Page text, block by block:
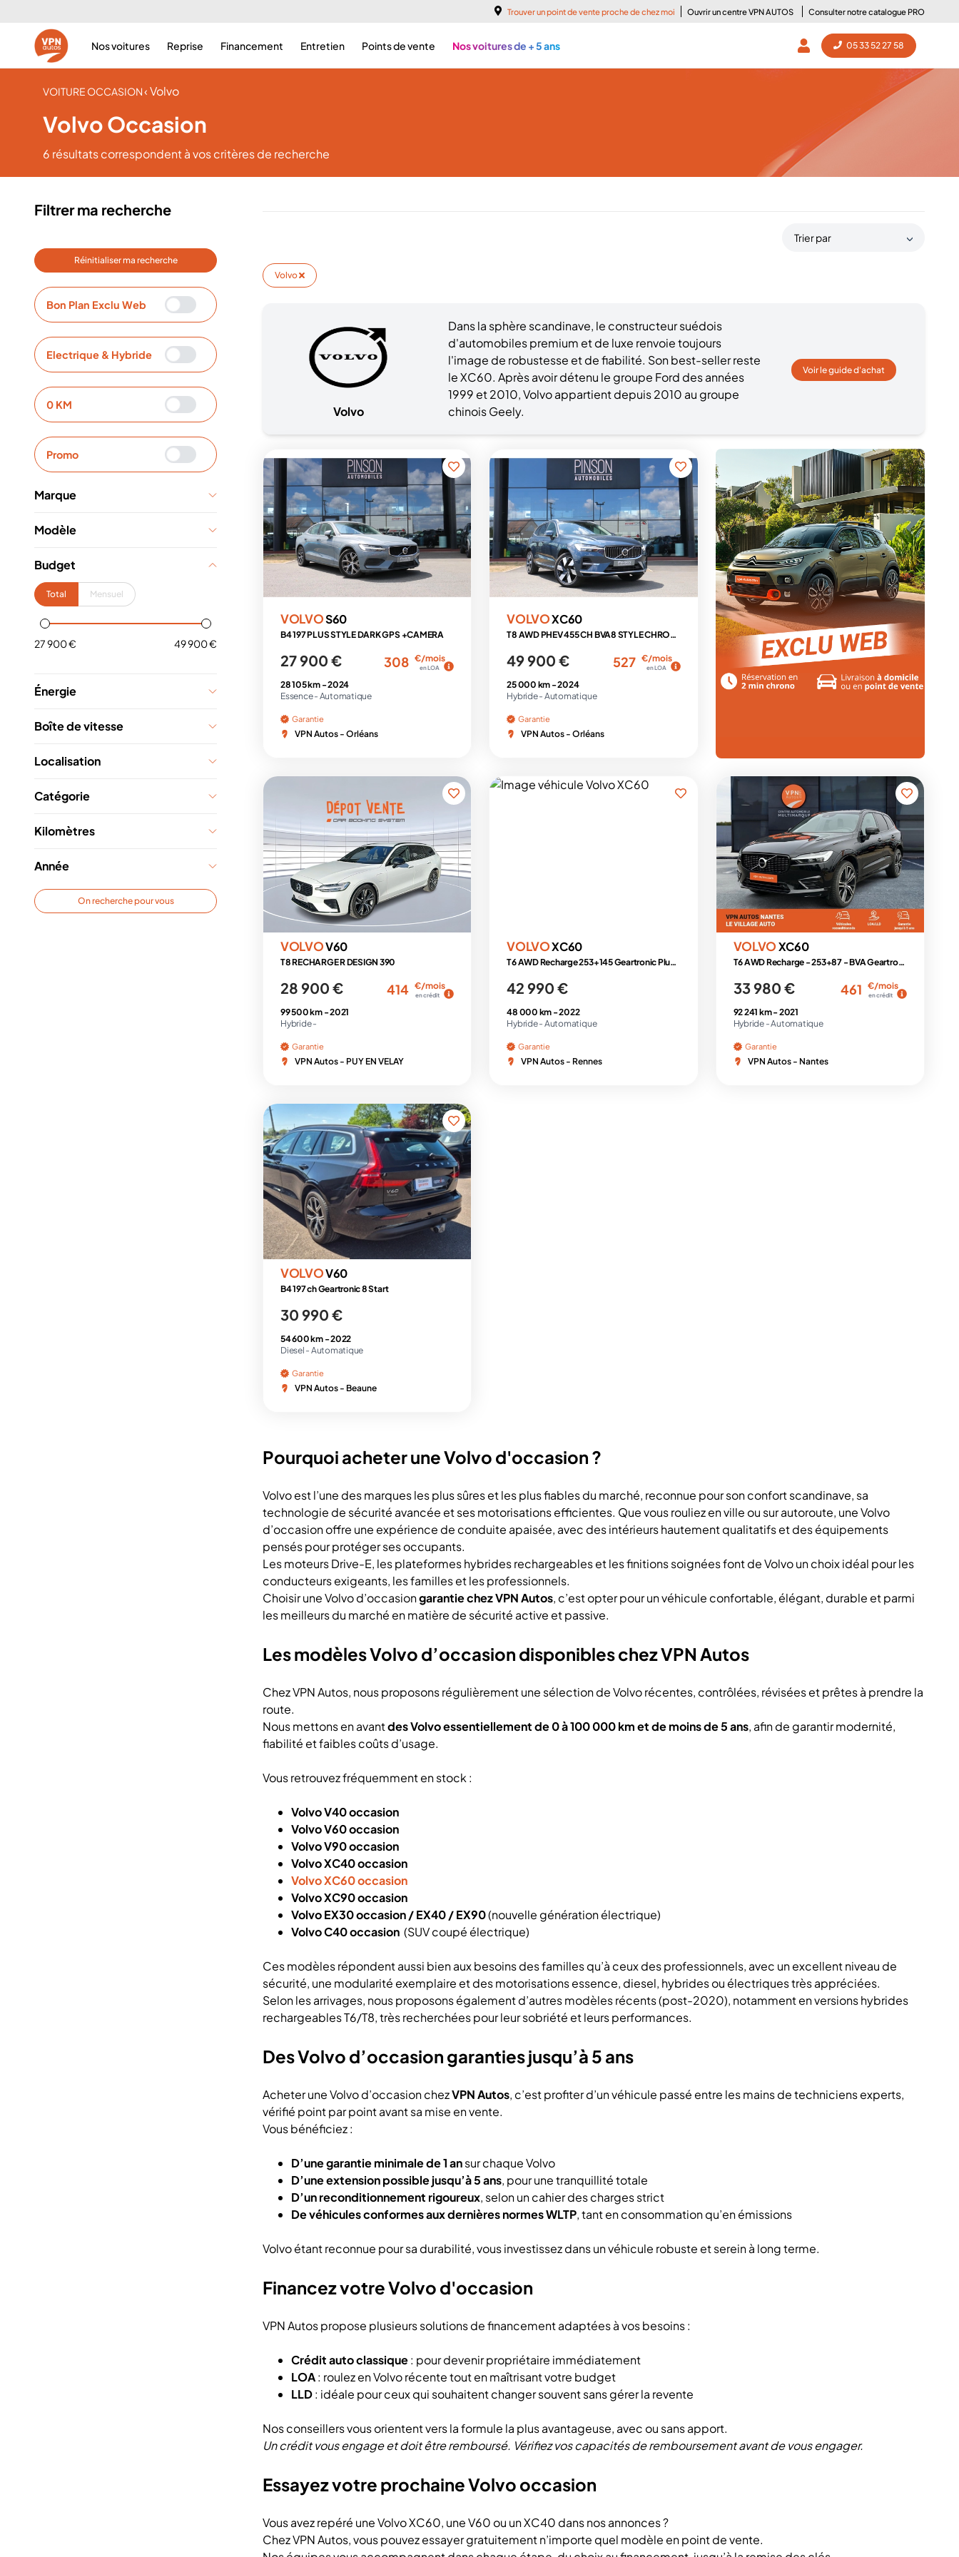
Trouver un point de vente proche de chez moi Ouvrir un centre VPN AUTOS Consulter notre catalogue PRO
05 33 52 27 58
Nos voitures Reprise Financement Entretien Points de vente Nos voitures de + 5 ans
VOITURE OCCASION‹ Volvo
Volvo Occasion
6 résultatscorrespondent à vos critères de recherche
Filtrer ma recherche
Réinitialiser ma recherche
Bon Plan Exclu Web
Electrique & Hybride
0 KM
Promo
Marque
Modèle
Budget
Total Mensuel
27 900 € 49 900 €
Énergie
Boîte de vitesse
Localisation
Catégorie
Kilomètres
Année
On recherche pour vous
Trier par
Volvo
Volvo
Dans la sphère scandinave, le constructeur suédois
d'automobiles premium et de luxe renvoie toujours
l'image de robustesse et de fiabilité. Son best-seller reste
le XC60. Après avoir détenu le groupe Ford des années
1999 et 2010, Volvo appartient depuis 2010 au groupe
chinois Geely.
Voir le guide d'achat
VOLVOS60
B4 197 PLUS STYLE DARK GPS +CAMERA
27 900 € 308 €/mois
en LOA
28 105 km -2024
Essence - Automatique
Garantie
VPN Autos - Orléans
VOLVOXC60
T8 AWD PHEV 455 CH BVA8 STYLE CHROME
49 900 € 527 €/mois
en LOA
25 000 km -2024
Hybride - Automatique
Garantie
VPN Autos - Orléans
VOLVOV60
T8 RECHARGE R DESIGN 390
28 900 € 414 €/mois
en crédit
99 500 km -2021
Hybride -
Garantie
VPN Autos - PUY EN VELAY
VOLVOXC60
T6 AWD Recharge 253+145 Geartronic Plus Style Dark + TOIT OUVRANT + TVA RECUPERABLE
42 990 €
48 000 km -2022
Hybride - Automatique
Garantie
VPN Autos - Rennes
VOLVOXC60
T6 AWD Recharge - 253+87 - BVA Geartronic II 2017 R-Design PHASE 2
33 980 € 461 €/mois
en crédit
92 241 km -2021
Hybride -Automatique
Garantie
VPN Autos - Nantes
VOLVOV60
B4 197 ch Geartronic 8 Start
30 990 €
54 600 km -2022
Diesel - Automatique
Garantie
VPN Autos - Beaune
Pourquoi acheter une Volvo d'occasion ?
Volvo est l’une des marques les plus sûres et les plus fiables du marché, reconnue pour son confort scandinave, sa
technologie de sécurité avancée et ses motorisations efficientes. Que vous rouliez en ville ou sur autoroute, une Volvo
d’occasion offre une expérience de conduite apaisée, avec des intérieurs hautement qualitatifs et des équipements
pensés pour protéger ses occupants.
Les moteurs Drive-E, les plateformes hybrides rechargeables et les finitions soignées font de Volvo un choix idéal pour les
conducteurs exigeants, les familles et les professionnels.
Choisir une Volvo d’occasiongarantie chez VPN Autos, c’est opter pour un véhicule confortable, élégant, durable et parmi
les meilleurs du marché en matière de sécurité active et passive.
Les modèles Volvo d’occasion disponibles chez VPN Autos
Chez VPN Autos, nous proposons régulièrement une sélection de Volvo récentes, contrôlées, révisées et prêtes à prendre la
route.
Nous mettons en avantdes Volvo essentiellement de 0 à 100 000 km et de moins de 5 ans, afin de garantir modernité,
fiabilité et faibles coûts d’usage.
Vous retrouvez fréquemment en stock :
Volvo V40 occasion
Volvo V60 occasion
Volvo V90 occasion
Volvo XC40 occasion
Volvo XC60 occasion
Volvo XC90 occasion
Volvo EX30 occasion / EX40 / EX90(nouvelle génération électrique)
Volvo C40occasion (SUV coupé électrique)
Ces modèles répondent aussi bien aux besoins des familles qu’à ceux des professionnels, avec un excellent niveau de
sécurité, une modularité exemplaire et des motorisations essence, diesel, hybrides ou électriques très appréciées.
Selon les arrivages, nous proposons également d’autres modèles récents (post-2020), notamment en versions hybrides
rechargeables T6/T8, très recherchées pour leur sobriété et leurs performances.
Des Volvo d’occasion garanties jusqu’à 5 ans
Acheter une Volvo d’occasion chezVPN Autos, c’est profiter d’un véhicule passé entre les mains de techniciens experts,
vérifié point par point avant sa mise en vente.
Vous bénéficiez :
D’une garantie minimale de 1 ansur chaque Volvo
D’une extension possible jusqu’à 5 ans, pour une tranquillité totale
D’un reconditionnement rigoureux, selon un cahier des charges strict
De véhicules conformes aux dernières normes WLTP, tant en consommation qu’en émissions
Volvo étant reconnue pour sa durabilité, vous investissez dans un véhicule robuste et serein à long terme.
Financez votre Volvo d'occasion
VPN Autos propose plusieurs solutions de financement adaptées à vos besoins :
Crédit auto classique: pour devenir propriétaire immédiatement
LOA: roulez en Volvo récente tout en maîtrisant votre budget
LLD: idéale pour ceux qui souhaitent changer souvent sans gérer la revente
Nos conseillers vous orientent vers la formule la plus avantageuse, avec ou sans apport.
Un crédit vous engage et doit être remboursé. Vérifiez vos capacités de remboursement avant de vous engager.
Essayez votre prochaine Volvo occasion
Vous avez repéré une Volvo XC60, une V60 ou un XC40 dans nos annonces ?
Chez VPN Autos, vous pouvez essayer gratuitement n’importe quel modèle en point de vente.